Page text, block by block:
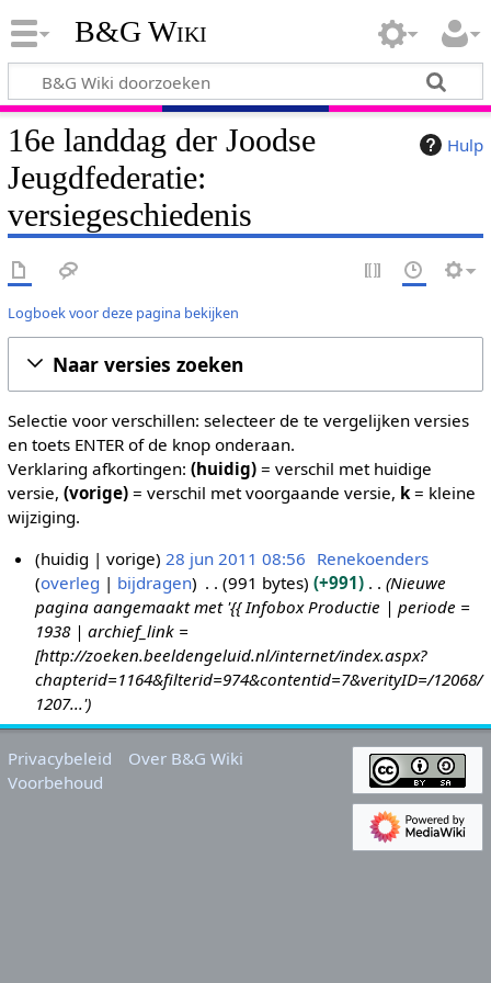
B&G Wiki
Hulp
16e landdag der Joodse
Jeugdfederatie:
versiegeschiedenis
Logboek voor deze pagina bekijken
Naar versies zoeken
Selectie voor verschillen: selecteer de te vergelijken versies
en toets ENTER of de knop onderaan.
Verklaring afkortingen: (huidig)= verschil met huidige
versie, (vorige)= verschil met voorgaande versie, k= kleine
wijziging.
0
1
1
huidig vorige 28 jun 2011 08:56 Renekoenders
overleg
bijdragen 991 bytes +991
Nieuwe
pagina aangemaakt met '{{ Infobox Productie | periode =
1938 | archief_link =
[http://zoeken.beeldengeluid.nl/internet/index.aspx?
chapterid=1164&filterid=974&contentid=7&verityID=/12068/
1207...'
Privacybeleid
Over B&G Wiki
Voorbehoud